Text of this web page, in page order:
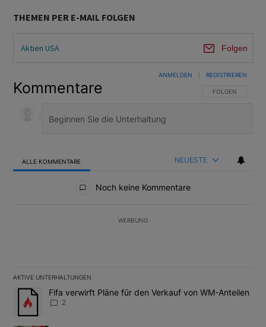
THEMEN PER E-MAIL FOLGEN
Aktien USA Folgen
Kommentare FOLGE DIESER
FOLGEN
ANMELDEN REGISTRIEREN
ALLE KOMMENTARE NEUESTE
Noch keine Kommentare
WERBUNG
AKTIVE UNTERHALTUNGEN
Das Folgende ist eine Liste der am meisten kommentierten
Ein Trendartikel mit dem Titel "Fifa verwirft Pläne für den
Fifa verwirft Pläne für den Verkauf von WM-Anteilen
2